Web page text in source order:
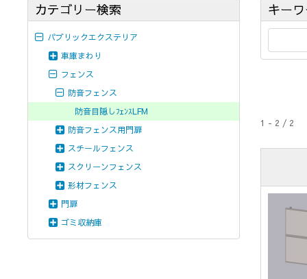
カテゴリー検索
パブリックエクステリア
車庫まわり
フェンス
防音フェンス
防音目隠しﾌｪﾝｽLFM
防音フェンス用門扉
スチールフェンス
スクリーンフェンス
形材フェンス
門扉
ゴミ収納庫
キー
1 - 2 / 2